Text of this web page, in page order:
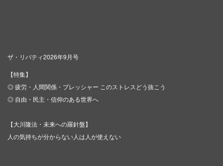
ザ・リバティ2026年9月号
【特集】
◎ 疲労・人間関係・プレッシャー このストレスどう抜こう
◎ 自由・民主・信仰のある世界へ
【大川隆法・未来への羅針盤】
人の気持ちが分からない人は人が使えない